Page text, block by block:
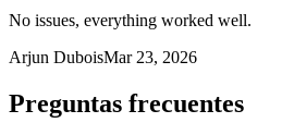
No issues, everything worked well.
Arjun DuboisMar 23, 2026
Preguntas frecuentes